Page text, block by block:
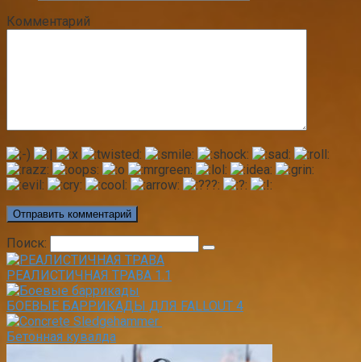
Комментарий
Поиск:
РЕАЛИСТИЧНАЯ ТРАВА 1.1
БОЕВЫЕ БАРРИКАДЫ ДЛЯ FALLOUT 4
Бетонная кувалда